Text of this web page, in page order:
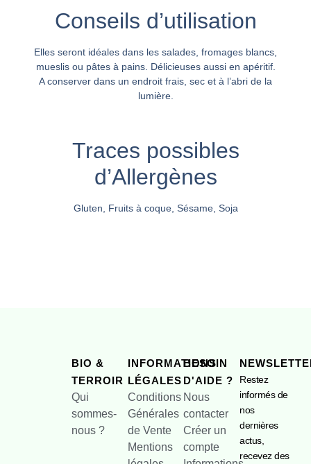
Conseils d’utilisation
Elles seront idéales dans les salades, fromages blancs,
mueslis ou pâtes à pains. Délicieuses aussi en apéritif.
A conserver dans un endroit frais, sec et à l’abri de la
lumière.
Traces possibles
d’Allergènes
Gluten, Fruits à coque, Sésame, Soja
BIO &
TERROIR
Qui
sommes-
nous ?
INFORMATIONS
LÉGALES
Conditions
Générales
de Vente
Mentions
BESOIN
D'AIDE ?
Nous
contacter
Créer un
compte
Restez
informés de
nos
dernières
actus,
recevez des